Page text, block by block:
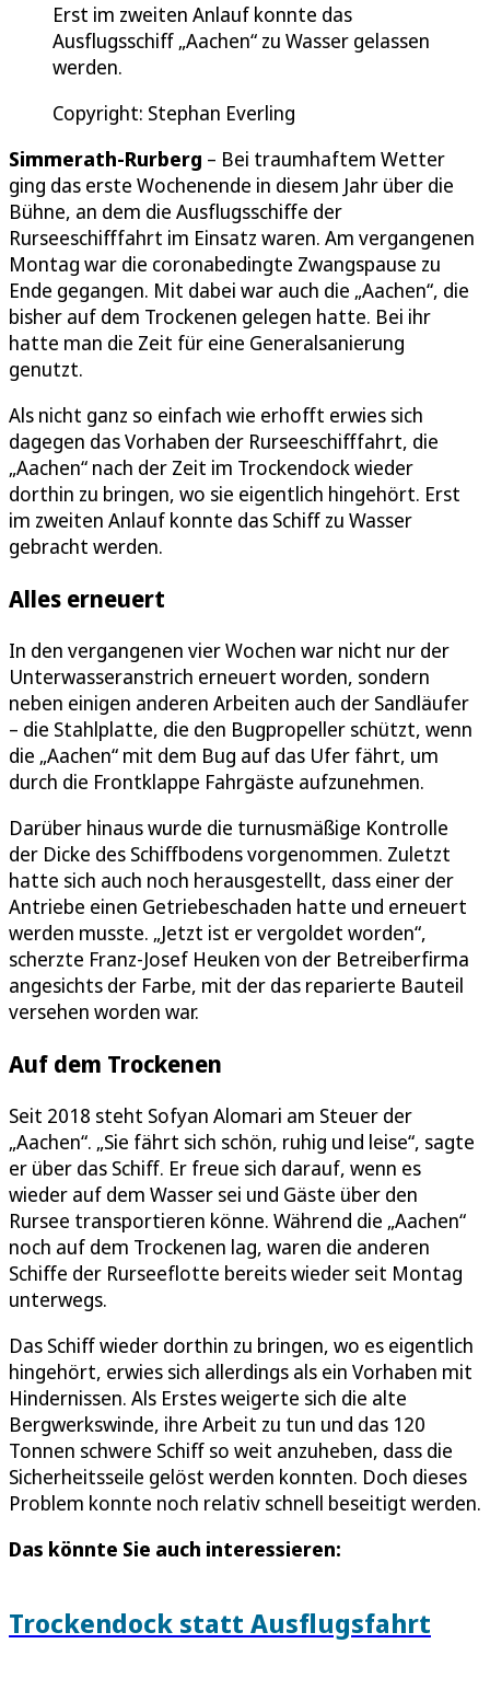
Erst im zweiten Anlauf konnte das
Ausflugsschiff „Aachen“ zu Wasser gelassen
werden.
Copyright: Stephan Everling
Simmerath-Rurberg – Bei traumhaftem Wetter
ging das erste Wochenende in diesem Jahr über die
Bühne, an dem die Ausflugsschiffe der
Rurseeschifffahrt im Einsatz waren. Am vergangenen
Montag war die coronabedingte Zwangspause zu
Ende gegangen. Mit dabei war auch die „Aachen“, die
bisher auf dem Trockenen gelegen hatte. Bei ihr
hatte man die Zeit für eine Generalsanierung
genutzt.
Als nicht ganz so einfach wie erhofft erwies sich
dagegen das Vorhaben der Rurseeschifffahrt, die
„Aachen“ nach der Zeit im Trockendock wieder
dorthin zu bringen, wo sie eigentlich hingehört. Erst
im zweiten Anlauf konnte das Schiff zu Wasser
gebracht werden.
Alles erneuert
In den vergangenen vier Wochen war nicht nur der
Unterwasseranstrich erneuert worden, sondern
neben einigen anderen Arbeiten auch der Sandläufer
– die Stahlplatte, die den Bugpropeller schützt, wenn
die „Aachen“ mit dem Bug auf das Ufer fährt, um
durch die Frontklappe Fahrgäste aufzunehmen.
Darüber hinaus wurde die turnusmäßige Kontrolle
der Dicke des Schiffbodens vorgenommen. Zuletzt
hatte sich auch noch herausgestellt, dass einer der
Antriebe einen Getriebeschaden hatte und erneuert
werden musste. „Jetzt ist er vergoldet worden“,
scherzte Franz-Josef Heuken von der Betreiberfirma
angesichts der Farbe, mit der das reparierte Bauteil
versehen worden war.
Auf dem Trockenen
Seit 2018 steht Sofyan Alomari am Steuer der
„Aachen“. „Sie fährt sich schön, ruhig und leise“, sagte
er über das Schiff. Er freue sich darauf, wenn es
wieder auf dem Wasser sei und Gäste über den
Rursee transportieren könne. Während die „Aachen“
noch auf dem Trockenen lag, waren die anderen
Schiffe der Rurseeflotte bereits wieder seit Montag
unterwegs.
Das Schiff wieder dorthin zu bringen, wo es eigentlich
hingehört, erwies sich allerdings als ein Vorhaben mit
Hindernissen. Als Erstes weigerte sich die alte
Bergwerkswinde, ihre Arbeit zu tun und das 120
Tonnen schwere Schiff so weit anzuheben, dass die
Sicherheitsseile gelöst werden konnten. Doch dieses
Problem konnte noch relativ schnell beseitigt werden.
Das könnte Sie auch interessieren:
Trockendock statt Ausflugsfahrt